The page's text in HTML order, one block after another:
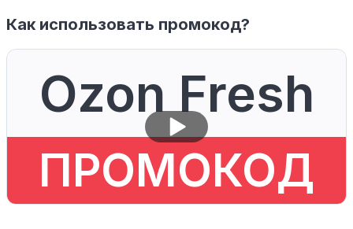
Как использовать промокод?
Ozon Fresh
ПРОМОКОД